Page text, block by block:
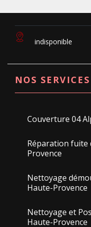
indisponible
NOS SERVICES
Couverture 04
Réparation fuite
Provence
Nettoyage
Haute-Provence
Nettoyage et
Haute-Provence